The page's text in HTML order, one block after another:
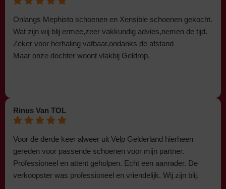
Onlangs Mephisto schoenen en Xensible schoenen gekocht.
Wat zijn wij blij ermee,zeer vakkundig advies,nemen de tijd.
Zeker voor herhaling vatbaar,ondanks de afstand
Maar onze dochter woont vlakbij Geldrop.
Rinus Van TOL
Voor de derde keer alweer uit Velp Gelderland hierheen
gereden voor passende schoenen voor mijn partner.
Professioneel en attent geholpen. Echt een aanrader. De
verkoopster was professioneel en vriendelijk. Wij zijn blij.